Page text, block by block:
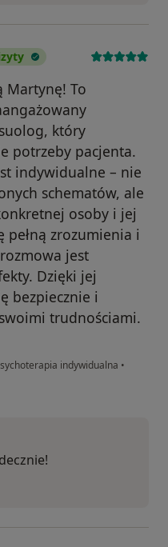
Martynę! To
który
potrzeby pacjenta.
indywidualne – nie
schematów, ale
osoby i jej
pełną zrozumienia i
jest
Dzięki jej
bezpiecznie i
trudnościami.
indywidualna •